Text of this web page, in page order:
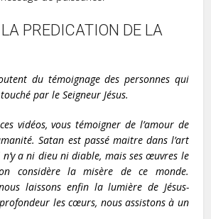
PREDICATION DE LA
du témoignage des personnes qui
par le Seigneur Jésus.
vidéos, vous témoigner de l’amour de
Satan est passé maitre dans l’art
a ni dieu ni diable, mais ses œuvres le
considère la misère de ce monde.
laissons enfin la lumière de Jésus-
les cœurs, nous assistons à un